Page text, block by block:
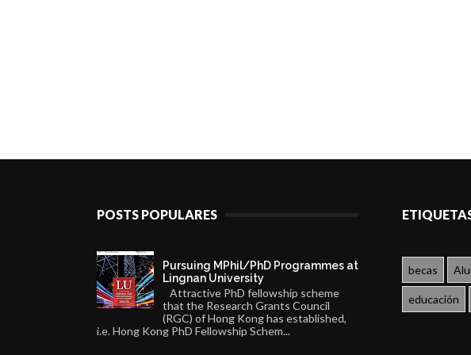
POSTS POPULARES
Pursuing MPhil/PhD Programmes at
Lingnan University
Attractive PhD fellowship scheme
that the Research Grants Council
(RGC) of Hong Kong has established,
i.e. Hong Kong PhD Fellowship Schem...
becas
educación